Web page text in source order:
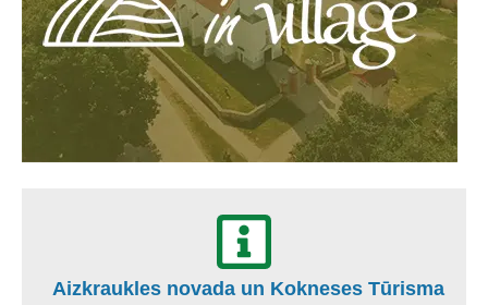
Aizkraukles novada un Kokneses Tūrisma